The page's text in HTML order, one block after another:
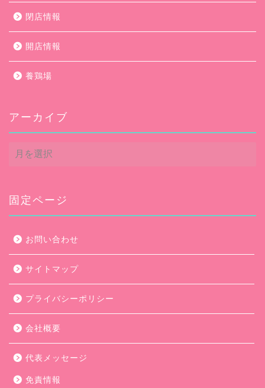
閉店情報
開店情報
養鶏場
アーカイブ
ア
ー
ブ
固定ページ
お問い合わせ
サイトマップ
プライバシーポリシー
会社概要
代表メッセージ
免責情報